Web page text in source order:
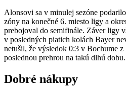
Alonsovi sa v minulej sezóne
zóny na konečné 6. miesto ligy a
prebojoval do semifinále. Záver ligy
v posledných piatich kolách Bayer
netušil, že výsledok 0:3 v Bochume z
poslednou prehrou na takú dlhú dobu.
Dobré nákupy